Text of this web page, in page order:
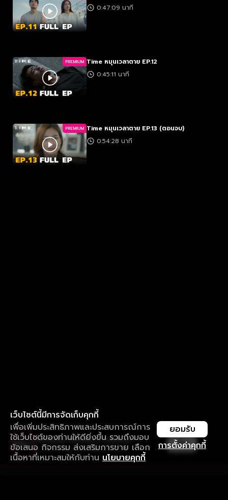
0:47:09 นาที
PREMIUM Time หมุนเวลาตาย EP.12
0:45:11 นาที
PREMIUM Time หมุนเวลาตาย EP.13 (ตอนจบ)
0:54:28 นาที
เว็บไซต์นี้มีการจัดเก็บคุกกี้
เพื่อเพิ่มประสิทธิภาพและประสบการณ์การ
ใช้เว็บไซต์ของท่านให้ดียิ่งขึ้น รวมถึงมอบ
ข้อเสนอ กิจกรรม ส่งเสริมการขาย เลือก
เนื้อหาที่เหมาะสมให้กับท่าน นโยบายคุกกี้
การตั้งค่าคุกกี้
ยอมรับ
ใช้งานแอป ลื่นไหลกว่า ไม่มีสะดุด
ดาวน์โหลดแอปเพื่อการรับชมที่ดีกว่า เปิด